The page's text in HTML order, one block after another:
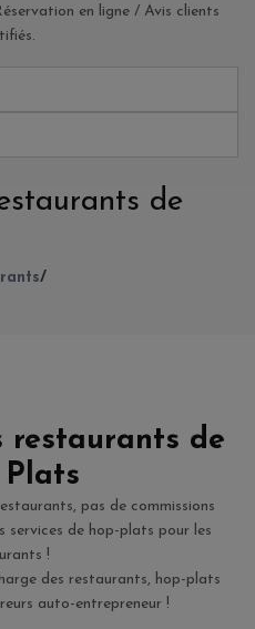
en ligne / Avis clients
de
/
restaurants de
pas de commissions
services de hop-plats pour les
!
des restaurants, hop-plats
auto-entrepreneur !